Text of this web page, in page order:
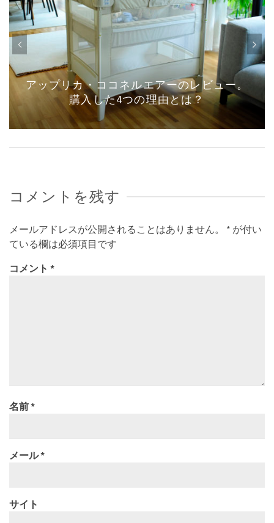
IKEAのロースコグ・ロースフルトワゴンが
優秀！3人育児中ママが伝授する実例集！
コメントを残す
メールアドレスが公開されることはありません。 * が付い
ている欄は必須項目です
コメント *
名前*
メール*
サイト